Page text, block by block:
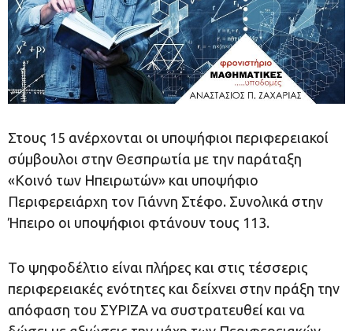
Στους 15 ανέρχονται οι υποψήφιοι περιφερειακοί
σύμβουλοι στην Θεσπρωτία με την παράταξη
«Κοινό των Ηπειρωτών» και υποψήφιο
Περιφερειάρχη τον Γιάννη Στέφο. Συνολικά στην
Ήπειρο οι υποψήφιοι φτάνουν τους 113.
Το ψηφοδέλτιο είναι πλήρες και στις τέσσερις
περιφερειακές ενότητες και δείχνει στην πράξη την
απόφαση του ΣΥΡΙΖΑ να συστρατευθεί και να